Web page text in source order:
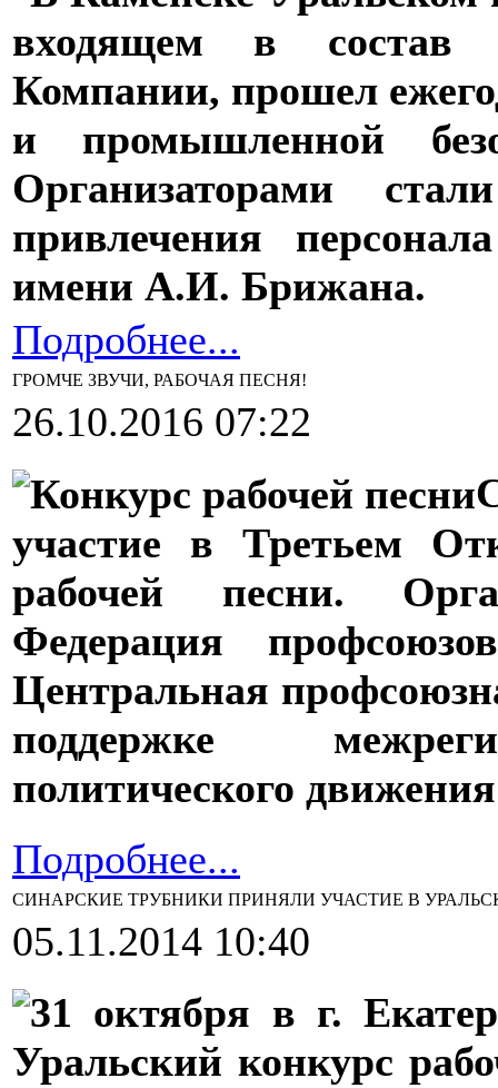
входящем в состав
Компании, прошел
и промышленной
Организаторами
привлечения
имени А.И. Брижана.
Подробнее...
ГРОМЧЕ ЗВУЧИ, РАБОЧАЯ ПЕСНЯ!
26.10.2016 07:22
участие в Третьем
рабочей песни.
Федерация
Центральная
поддержке
политического
Подробнее...
СИНАРСКИЕ ТРУБНИКИ ПРИНЯЛИ УЧАСТИЕ В
05.11.2014 10:40
31 октября в г.
Уральский конкурс